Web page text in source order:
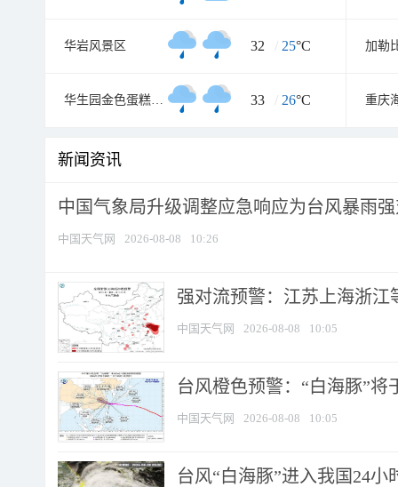
华岩风景区 32 / 25°C 加勒
华生园金色蛋糕梦幻王国 33 / 26°C
新闻资讯
中国气象局升级调整应急响应为台风暴雨
中国天气网 2026-08-08 10:26
强对流预警：江苏上海浙江
中国天气网 2026-08-08 10:05
台风橙色预警：“白海豚”将
中国天气网 2026-08-08 10:05
台风“白海豚”进入我国24